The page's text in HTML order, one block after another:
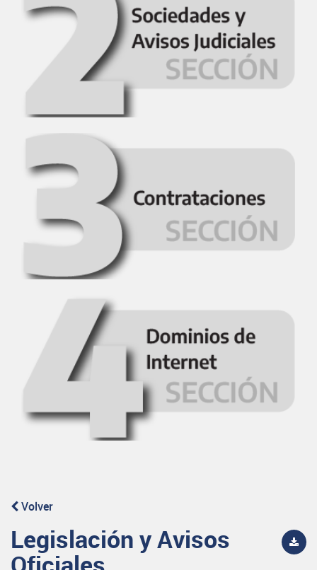
Volver
Legislación y Avisos